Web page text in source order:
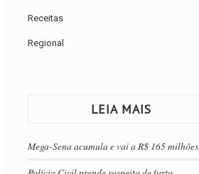
Receitas
Regional
LEIA MAIS
Mega-Sena acumula e vai a R$ 165 milhões